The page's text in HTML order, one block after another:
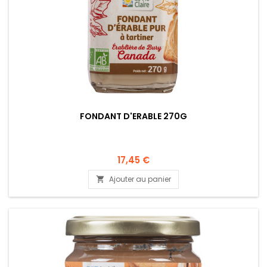
FONDANT D'ERABLE 270G
17,45 €
 Ajouter au panier